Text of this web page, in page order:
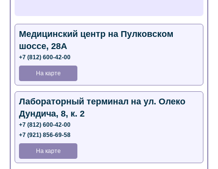
Медицинский центр на Пулковском
шоссе, 28А
+7 (812) 600-42-00
На карте
Лабораторный терминал на ул. Олеко
Дундича, 8, к. 2
+7 (812) 600-42-00
+7 (921) 856-69-58
На карте